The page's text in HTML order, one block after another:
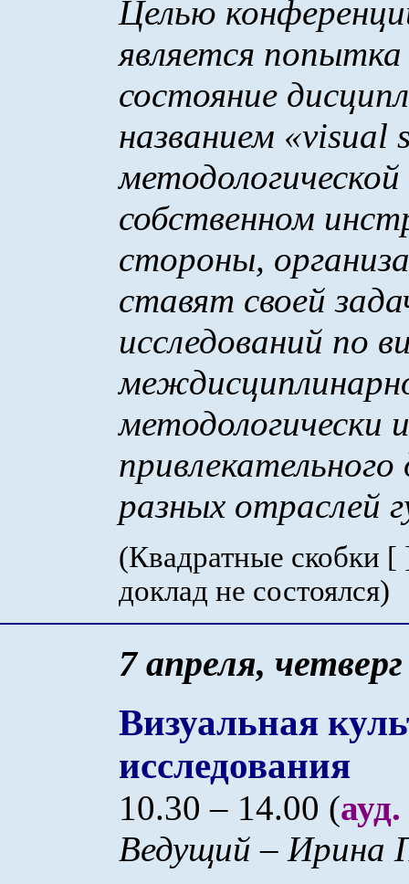
Целью
является
состояние
названием «visual
собственном
стороны,
ставят своей
исследований по
методологически
разных отраслей
(Квадратные скобки [
доклад не состоялся)
7 апреля, четверг
Визуальная
исследования
10.30 – 14.00 (
Ведущий – Ирина